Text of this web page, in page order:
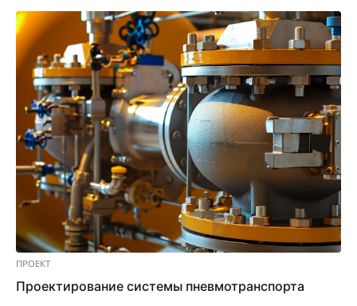
ПРОЕКТ
Проектирование системы пневмотранспорта